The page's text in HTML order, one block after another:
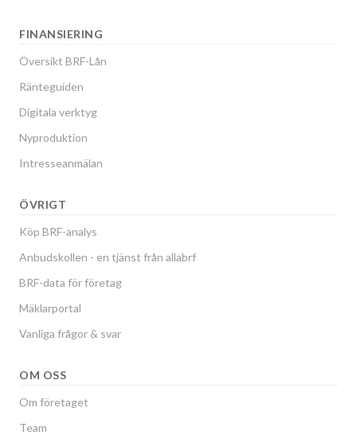
FINANSIERING
Översikt BRF-Lån
Ränteguiden
Digitala verktyg
Nyproduktion
Intresseanmälan
ÖVRIGT
Köp BRF-analys
Anbudskollen - en tjänst från allabrf
BRF-data för företag
Mäklarportal
Vanliga frågor & svar
OM OSS
Om företaget
Team